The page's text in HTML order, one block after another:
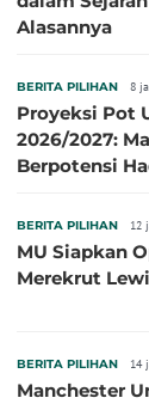
Alasannya
BERITA PILIHAN 8
Proyeksi Pot
2026/2027:
Berpotensi
BERITA PILIHAN 12
MU Siapkan
Merekrut
BERITA PILIHAN 14
Manchester